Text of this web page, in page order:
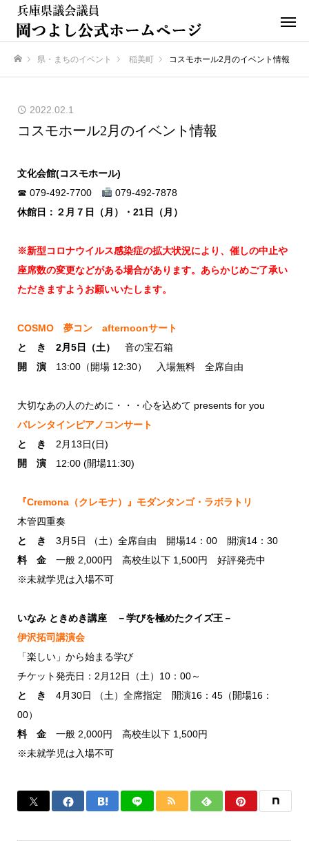
県・まちのイベント 稲美町 コスモホール2月のイベント情報
2022.02.1
コスモホール2月のイベント情報
文化会館(コスモホール)
☎ 079-492-7700
079-492-7878
休館日：２月７日（月）・21日（月）
※新型コロナウイルス感染症の拡大状況により、催しの中止や
座席数の変更などがある場合があります。あらかじめご了承い
ただきますようお願いいたします。
COSMO 夢コン afternoonサート
と き 2月5日（土） 音の宝石箱
開 演 13:00（開場 12:30） 入場無料 全席自由
大切なあの人のために・・・心を込めて presents for you
バレンタインピアノコンサート
と き
2月13日(日)
開 演 12:00 (開場11:30)
『Cremona（クレモナ）』モダンタンゴ・ラボラトリ
木管四重奏
と き
3月5日 （土）全席自由 開場14：00 開演14：30
料 金 一般 2,000円 高校生以下 1,500円 好評発売中
※未就学児は入場不可
いなみ ときめき講座 －学びを極めたクイズ王－
伊沢拓司講演会
「楽しい」から始まる学び
チケット発売日：2月12日（土）10：00～
と き
4月30日 （土）全席指定 開演16：45（開場16：
00）
料 金 一般 2,000円 高校生以下 1,500円
※未就学児は入場不可